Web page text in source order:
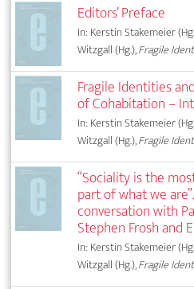
Editors’ Preface
In: Kerstin Stakemeier
Witzgall (Hg.),Fragile
Fragile Identities
of Cohabitation –
In: Kerstin Stakemeier
Witzgall (Hg.),Fragile
“Sociality is the
part of what we
conversation with
Stephen Frosh and
In: Kerstin Stakemeier
Witzgall (Hg.),Fragile